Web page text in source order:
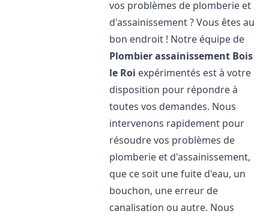
vos problèmes de plomberie et
d'assainissement ? Vous êtes au
bon endroit ! Notre équipe de
Plombier assainissement Bois
le Roi expérimentés est à votre
disposition pour répondre à
toutes vos demandes. Nous
intervenons rapidement pour
résoudre vos problèmes de
plomberie et d'assainissement,
que ce soit une fuite d'eau, un
bouchon, une erreur de
canalisation ou autre. Nous